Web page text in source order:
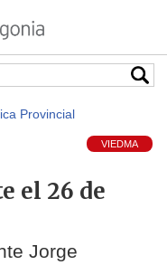
Provincial
VIEDMA
el 26 de
Jorge